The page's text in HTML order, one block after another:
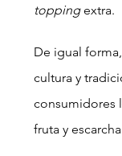
topping extra.
De igual
cultura y
consumidores
fruta y